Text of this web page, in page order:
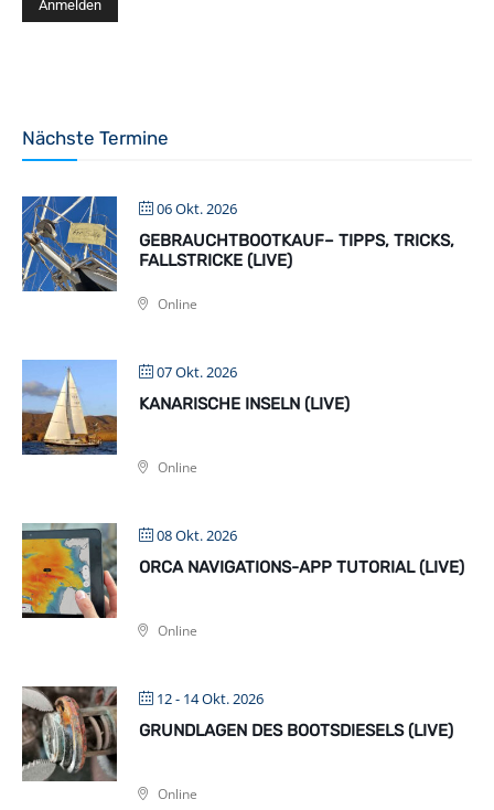
Nächste Termine
06 Okt. 2026
GEBRAUCHTBOOTKAUF– TIPPS, TRICKS,
FALLSTRICKE (LIVE)
Online
07 Okt. 2026
KANARISCHE INSELN (LIVE)
Online
08 Okt. 2026
ORCA NAVIGATIONS-APP TUTORIAL (LIVE)
Online
12 - 14 Okt. 2026
GRUNDLAGEN DES BOOTSDIESELS (LIVE)
Online